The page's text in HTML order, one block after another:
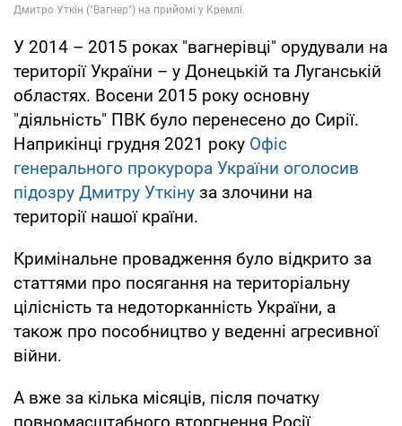
У 2014 – 2015 роках "вагнерівці" орудували на
території України – у Донецькій та Луганській
областях. Восени 2015 року основну
"діяльність" ПВК було перенесено до Сирії.
Наприкінці грудня 2021 року Офіс
генерального прокурора України оголосив
підозру Дмитру Уткіну за злочини на
території нашої країни.
Кримінальне провадження було відкрито за
статтями про посягання на територіальну
цілісність та недоторканність України, а
також про пособництво у веденні агресивної
війни.
А вже за кілька місяців, після початку
повномасштабного вторгнення Росії,